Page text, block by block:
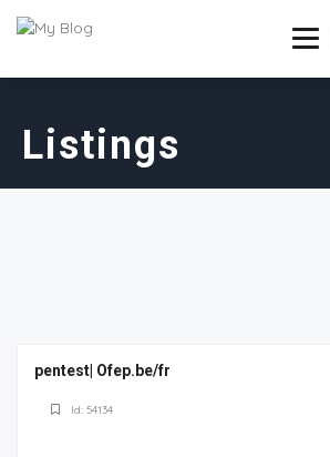
Listings
pentest| Ofep.be/fr
Id: 54134